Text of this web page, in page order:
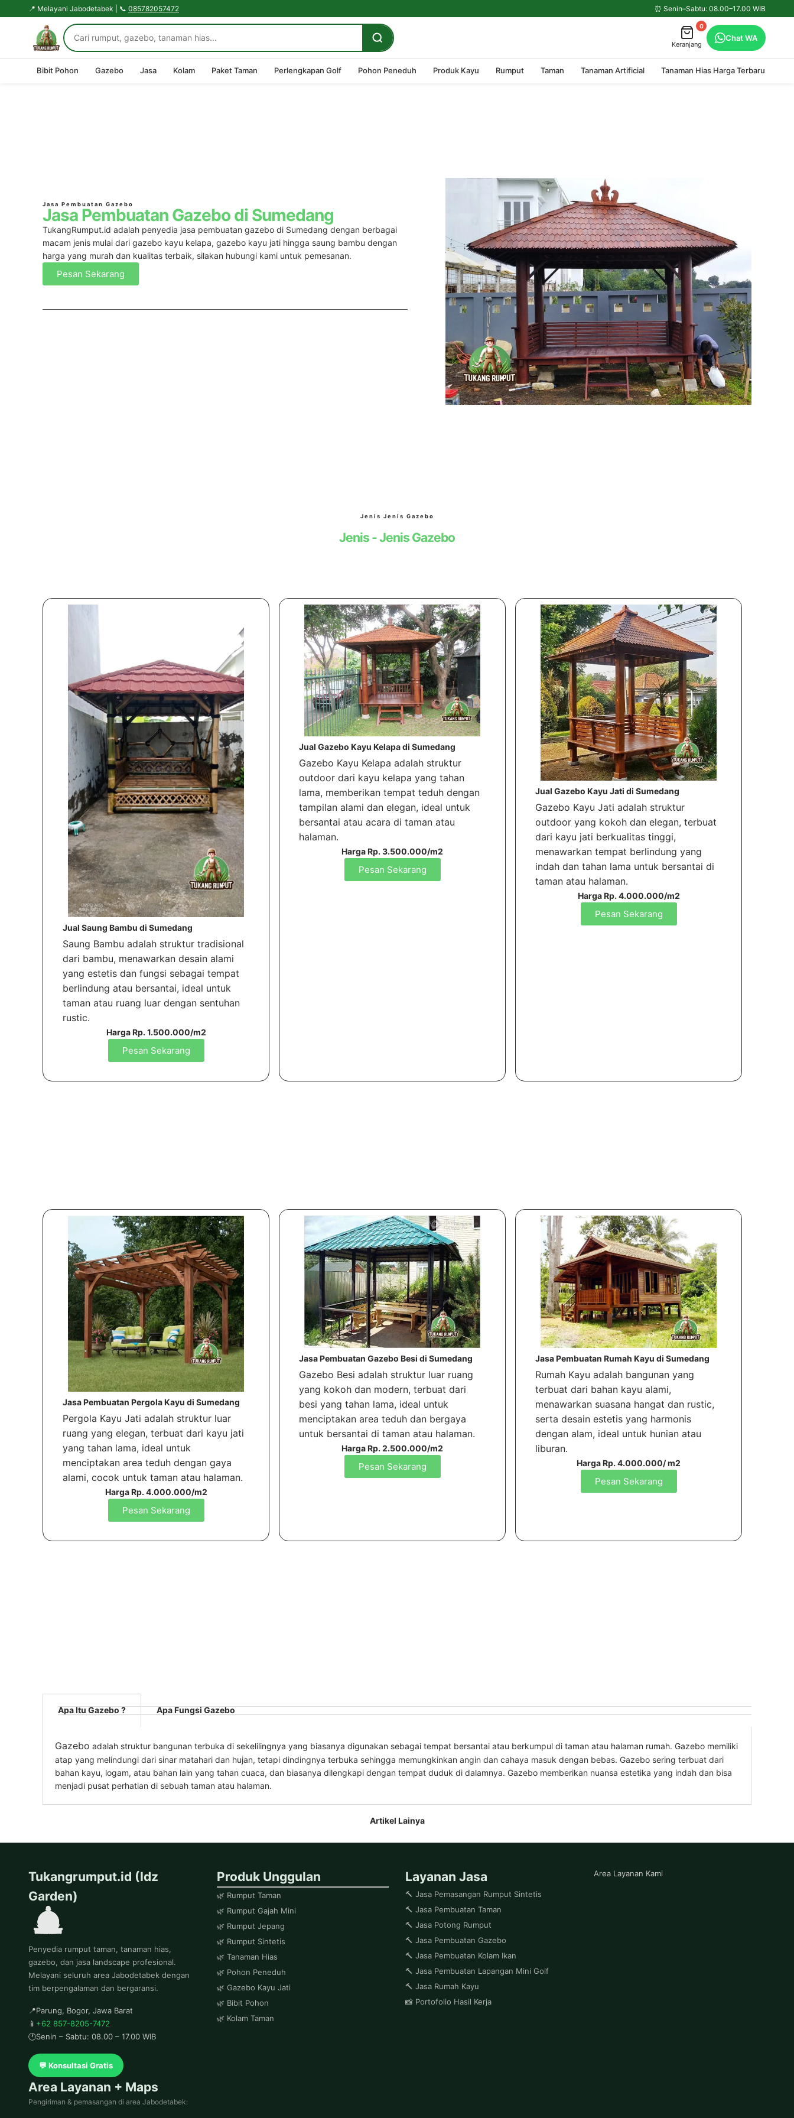
📍 Melayani Jabodetabek | 📞 085782057472 ⏰ Senin–Sabtu: 08.00–17.00 WIB
0
Keranjang
Chat WA
Bibit Pohon Gazebo Jasa Kolam Paket Taman Perlengkapan Golf Pohon Peneduh Produk Kayu Rumput Taman Tanaman Artificial Tanaman Hias Harga Terbaru
Jasa Pembuatan Gazebo
Jasa Pembuatan Gazebo di Sumedang
TukangRumput.id adalah penyedia jasa pembuatan gazebo di Sumedang dengan berbagai
macam jenis mulai dari gazebo kayu kelapa, gazebo kayu jati hingga saung bambu dengan
harga yang murah dan kualitas terbaik, silakan hubungi kami untuk pemesanan.
Pesan Sekarang
Jenis Jenis Gazebo
Jenis - Jenis Gazebo
Jual Saung Bambu di Sumedang
Saung Bambu adalah struktur tradisional
dari bambu, menawarkan desain alami
yang estetis dan fungsi sebagai tempat
berlindung atau bersantai, ideal untuk
taman atau ruang luar dengan sentuhan
rustic.
Harga Rp. 1.500.000/m2
Pesan Sekarang
Jual Gazebo Kayu Kelapa di Sumedang
Gazebo Kayu Kelapa adalah struktur
outdoor dari kayu kelapa yang tahan
lama, memberikan tempat teduh dengan
tampilan alami dan elegan, ideal untuk
bersantai atau acara di taman atau
halaman.
Harga Rp. 3.500.000/m2
Pesan Sekarang
Jual Gazebo Kayu Jati di Sumedang
Gazebo Kayu Jati adalah struktur
outdoor yang kokoh dan elegan, terbuat
dari kayu jati berkualitas tinggi,
menawarkan tempat berlindung yang
indah dan tahan lama untuk bersantai di
taman atau halaman.
Harga Rp. 4.000.000/m2
Pesan Sekarang
Jasa Pembuatan Pergola Kayu di Sumedang
Pergola Kayu Jati adalah struktur luar
ruang yang elegan, terbuat dari kayu jati
yang tahan lama, ideal untuk
menciptakan area teduh dengan gaya
alami, cocok untuk taman atau halaman.
Harga Rp. 4.000.000/m2
Pesan Sekarang
Jasa Pembuatan Gazebo Besi di Sumedang
Gazebo Besi adalah struktur luar ruang
yang kokoh dan modern, terbuat dari
besi yang tahan lama, ideal untuk
menciptakan area teduh dan bergaya
untuk bersantai di taman atau halaman.
Harga Rp. 2.500.000/m2
Pesan Sekarang
Jasa Pembuatan Rumah Kayu di Sumedang
Rumah Kayu adalah bangunan yang
terbuat dari bahan kayu alami,
menawarkan suasana hangat dan rustic,
serta desain estetis yang harmonis
dengan alam, ideal untuk hunian atau
liburan.
Harga Rp. 4.000.000/ m2
Pesan Sekarang
Apa Itu Gazebo ? Apa Fungsi Gazebo
Gazebo adalah struktur bangunan terbuka di sekelilingnya yang biasanya digunakan sebagai tempat bersantai atau berkumpul di taman atau halaman rumah. Gazebo memiliki
atap yang melindungi dari sinar matahari dan hujan, tetapi dindingnya terbuka sehingga memungkinkan angin dan cahaya masuk dengan bebas. Gazebo sering terbuat dari
bahan kayu, logam, atau bahan lain yang tahan cuaca, dan biasanya dilengkapi dengan tempat duduk di dalamnya. Gazebo memberikan nuansa estetika yang indah dan bisa
menjadi pusat perhatian di sebuah taman atau halaman.
Artikel Lainya
Tukangrumput.id (Idz
Garden)
Penyedia rumput taman, tanaman hias,
gazebo, dan jasa landscape profesional.
Melayani seluruh area Jabodetabek dengan
tim berpengalaman dan bergaransi.
📍Parung, Bogor, Jawa Barat
📱 +62 857-8205-7472
🕐Senin – Sabtu: 08.00 – 17.00 WIB
💬 Konsultasi Gratis
Area Layanan + Maps
Pengiriman & pemasangan di area Jabodetabek:
Produk Unggulan
🌿 Rumput Taman
🌿 Rumput Gajah Mini
🌿 Rumput Jepang
🌿 Rumput Sintetis
🌿 Tanaman Hias
🌿 Pohon Peneduh
🌿 Gazebo Kayu Jati
🌿 Bibit Pohon
🌿 Kolam Taman
Layanan Jasa
🔨 Jasa Pemasangan Rumput Sintetis
🔨 Jasa Pembuatan Taman
🔨 Jasa Potong Rumput
🔨 Jasa Pembuatan Gazebo
🔨 Jasa Pembuatan Kolam Ikan
🔨 Jasa Pembuatan Lapangan Mini Golf
🔨 Jasa Rumah Kayu
📸 Portofolio Hasil Kerja
Area Layanan Kami